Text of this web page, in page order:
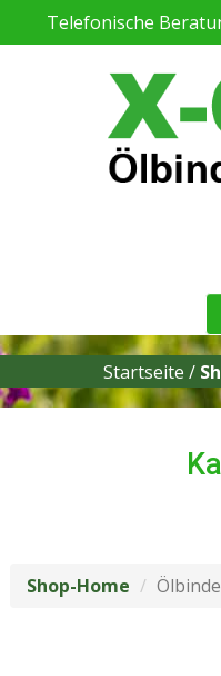
Telefonische
Startseite /
Shop-Home